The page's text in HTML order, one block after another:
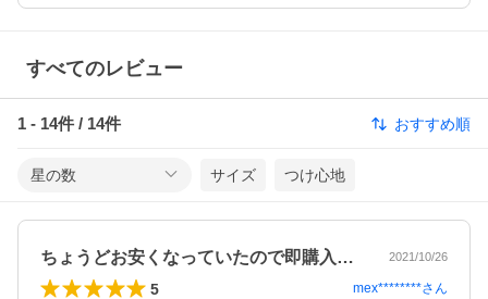
すべてのレビュー
1 - 14件 / 14件 おすすめ順
星の数 サイズ つけ心地
ちょうどお安くなっていたので即購入しま… 2021/10/26
5 mex********さん